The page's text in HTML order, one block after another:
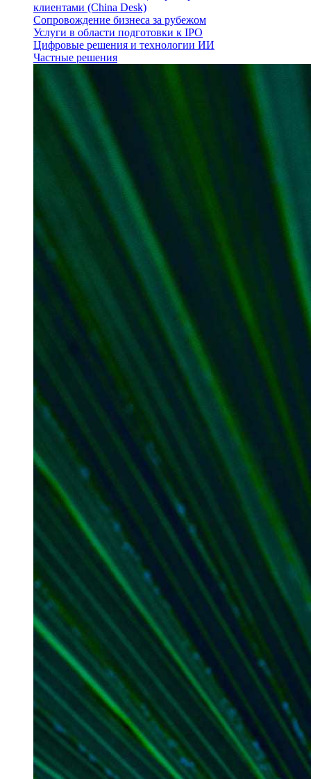
клиентами (China Desk)
Сопровождение бизнеса за рубежом
Услуги в области подготовки к IPO
Цифровые решения и технологии ИИ
Частные решения